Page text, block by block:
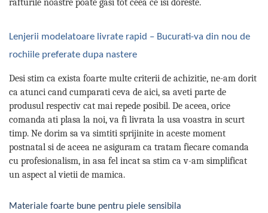
rafturile noastre poate gasi tot ceea ce isi doreste.
Lenjerii modelatoare livrate rapid – Bucurati-va din nou de
rochiile preferate dupa nastere
Desi stim ca exista foarte multe criterii de achizitie, ne-am dorit
ca atunci cand cumparati ceva de aici, sa aveti parte de
produsul respectiv cat mai repede posibil. De aceea, orice
comanda ati plasa la noi, va fi livrata la usa voastra in scurt
timp. Ne dorim sa va simtiti sprijinite in aceste moment
postnatal si de aceea ne asiguram ca tratam fiecare comanda
cu profesionalism, in asa fel incat sa stim ca v-am simplificat
un aspect al vietii de mamica.
Materiale foarte bune pentru piele sensibila